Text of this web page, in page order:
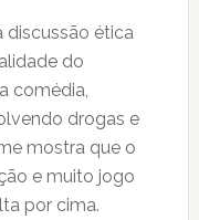
discussão ética
do
comédia,
drogas e
mostra que o
e muito jogo
por cima.